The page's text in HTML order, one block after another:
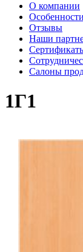
О компании
Отзывы
Наши
Салоны
1Г1